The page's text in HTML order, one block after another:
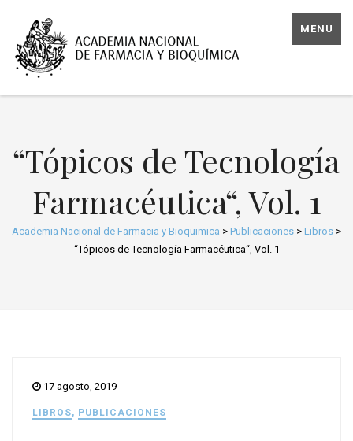
MENU
“Tópicos de Tecnología
Farmacéutica“, Vol. 1
Academia Nacional de Farmacia y Bioquimica > Publicaciones > Libros >
“Tópicos de Tecnología Farmacéutica“, Vol. 1
17 agosto, 2019
LIBROS, PUBLICACIONES